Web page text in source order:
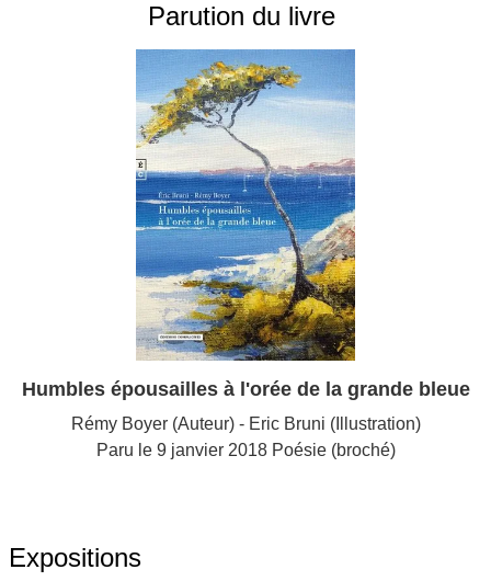
Parution du livre
Humbles épousailles à l'orée de la grande bleue
Rémy Boyer (Auteur) - Eric Bruni (Illustration)
Paru le 9 janvier 2018 Poésie (broché)
Expositions